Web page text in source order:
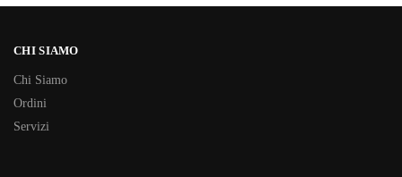
CHI SIAMO
Chi Siamo
Ordini
Servizi